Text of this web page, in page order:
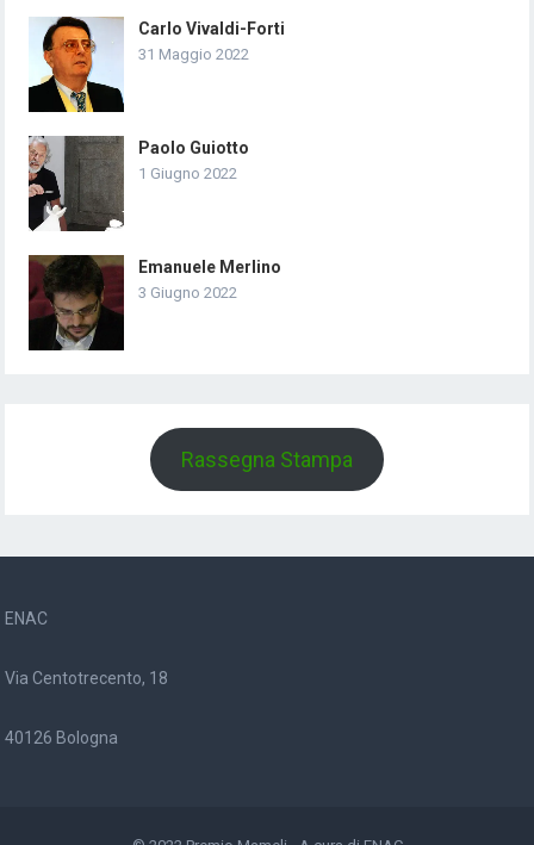
Carlo Vivaldi-Forti
31 Maggio 2022
Paolo Guiotto
1 Giugno 2022
Emanuele Merlino
3 Giugno 2022
Rassegna Stampa
ENAC
Via Centotrecento, 18
40126 Bologna